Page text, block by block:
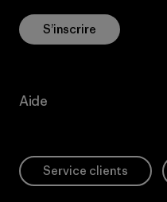
S’inscrire
Aide
Service clients